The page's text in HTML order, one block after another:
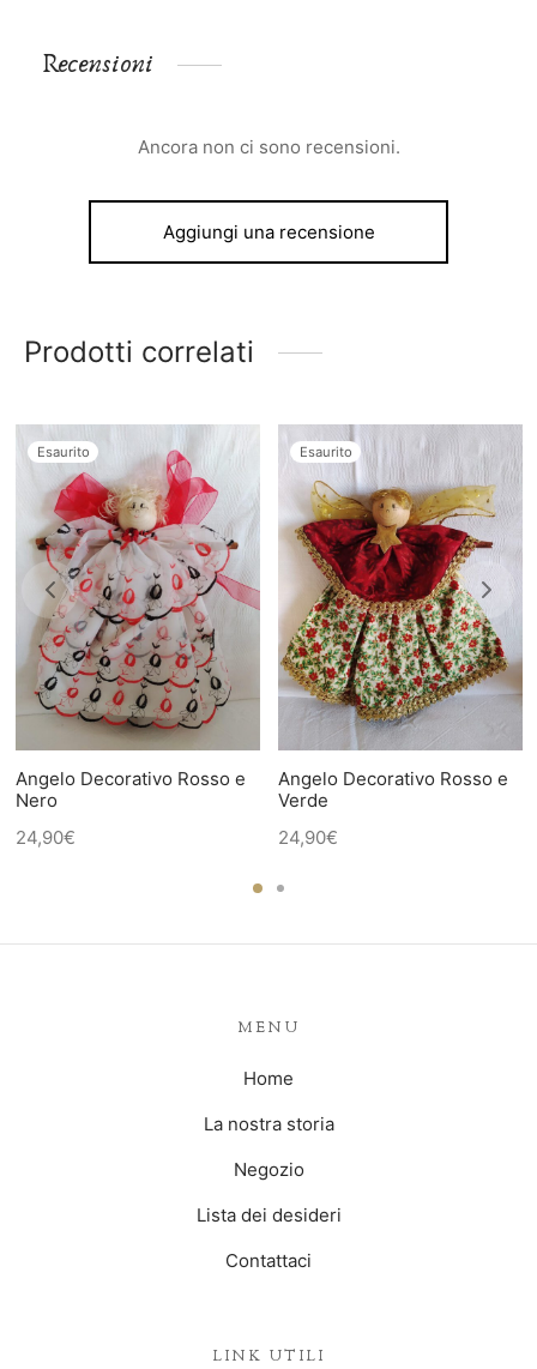
Recensioni
Ancora non ci sono recensioni.
Aggiungi una recensione
Prodotti correlati
Esaurito
Angelo Decorativo Rosso e
Nero
24,90€
Esaurito
Angelo Decorativo Rosso e
Verde
24,90€
LINK UTILI
MENU
Home
La nostra storia
Negozio
Lista dei desideri
Contattaci